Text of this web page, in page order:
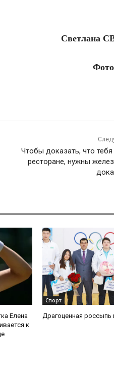
Светлана
Чтобы доказать, что тебя
ресторане, нужны
Елена
к
Спорт
Драгоценная россыпь